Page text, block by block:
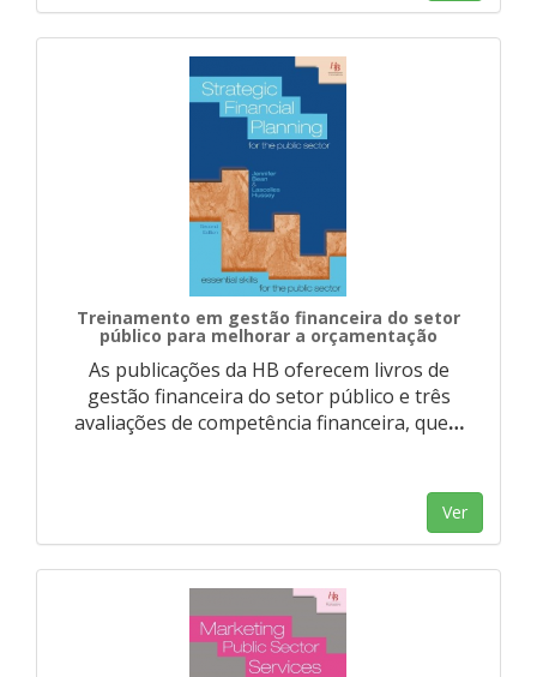
Treinamento em gestão financeira do setor
público para melhorar a orçamentação
As publicações da HB oferecem livros de
gestão financeira do setor público e três
avaliações de competência financeira, que…
Ver